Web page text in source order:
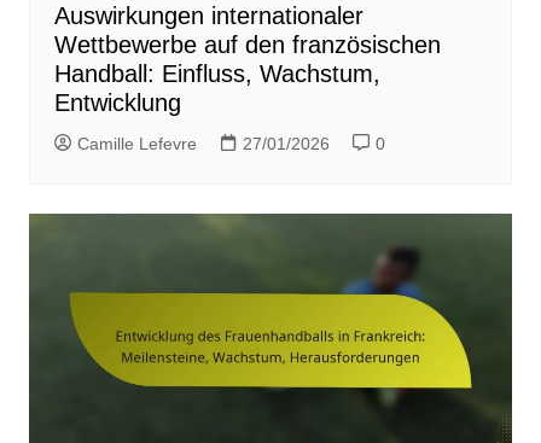
Auswirkungen internationaler
Wettbewerbe auf den französischen
Handball: Einfluss, Wachstum,
Entwicklung
Camille Lefevre 27/01/2026 0